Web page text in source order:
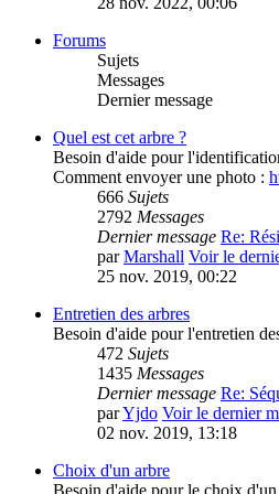
Forums
Sujets
Messages
Dernier message
Quel est cet arbre ?
Besoin d'aide pour
Comment envoyer une photo :
666 Sujets
2792 Messages
Dernier message Re:
parMarshall Voir le
25 nov. 2019, 00:22
Entretien des arbres
Besoin d'aide pour l'entretien
472 Sujets
1435 Messages
Dernier message Re:
parYjdo Voir le dernier
02 nov. 2019, 13:18
Choix d'un arbre
Besoin d'aide pour le choix